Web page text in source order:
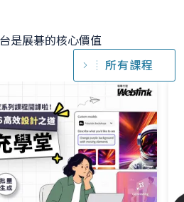
是展碁的核心價值
所有課程